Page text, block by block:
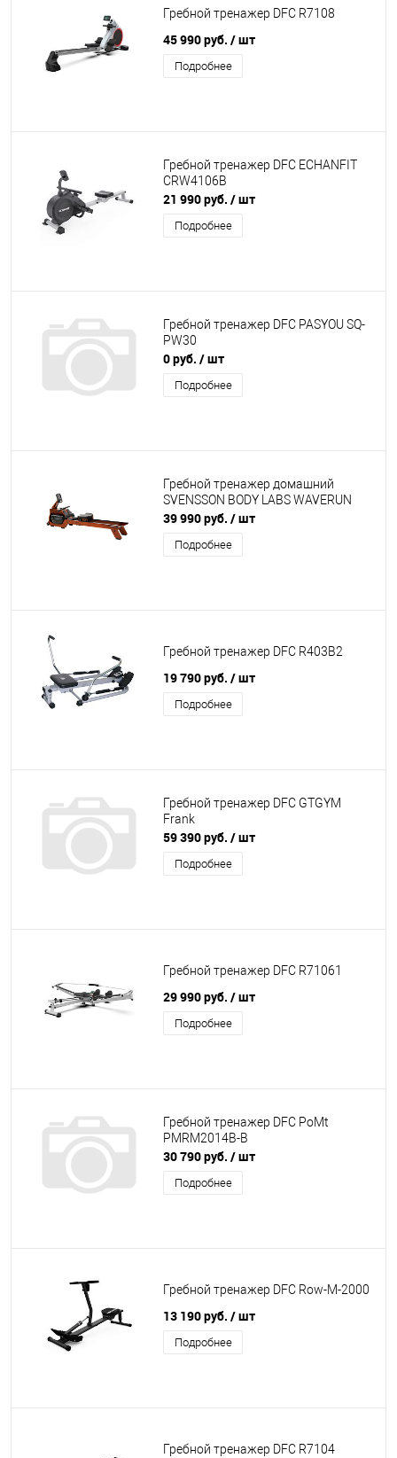
Гребной тренажер DFC R7108
45 990 руб. / шт
Подробнее
Гребной тренажер DFC ECHANFIT
CRW4106B
21 990 руб. / шт
Подробнее
Гребной тренажер DFC PASYOU SQ-
PW30
0 руб. / шт
Подробнее
Гребной тренажер домашний
SVENSSON BODY LABS WAVERUN
39 990 руб. / шт
Подробнее
Гребной тренажер DFC R403B2
19 790 руб. / шт
Подробнее
Гребной тренажер DFC GTGYM
Frank
59 390 руб. / шт
Подробнее
Гребной тренажер DFC R71061
29 990 руб. / шт
Подробнее
Гребной тренажер DFC PoMt
PMRM2014B-B
30 790 руб. / шт
Подробнее
Гребной тренажер DFC Row-M-2000
13 190 руб. / шт
Подробнее
Гребной тренажер DFC R7104